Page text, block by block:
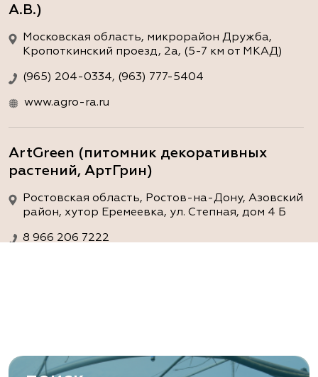
А.В.)
Московская область, микрорайон Дружба,
Кропоткинский проезд, 2а, (5-7 км от МКАД)
(965) 204-0334, (963) 777-5404
www.agro-ra.ru
ArtGreen (питомник декоративных
растений, АртГрин)
Ростовская область, Ростов-на-Дону, Азовский
район, хутор Еремеевка, ул. Степная, дом 4 Б
8 966 206 7222
Ростовская область, Ростов-на-Дону,
Левобережная ул, дом № 37